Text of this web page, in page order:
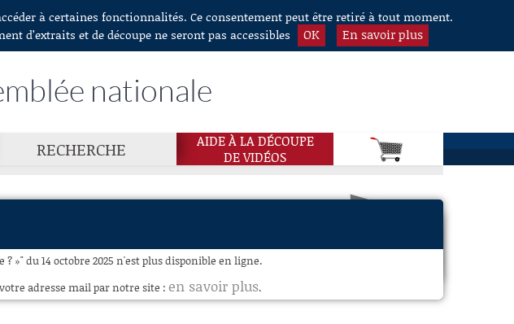
à certaines fonctionnalités. Ce consentement peut être retiré à tout moment.
d’extraits et de découpe ne seront pas accessibles
OK En savoir plus
nationale
RECHERCHE
AIDE À LA DÉCOUPE
DE VIDÉOS
? »" du 14 octobre 2025 n'est plus disponible en ligne.
adresse mail par notre site : en savoir plus.